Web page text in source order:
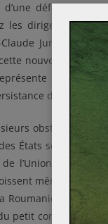
d’une défense
les dirigeants
Juncker
nouvelle base ?
l’état de
des
obstacles à la
États sont
l’Union
même
Roumanie n’en
petit continent aux